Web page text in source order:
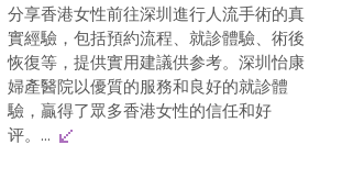
分享香港女性前往深圳進行人流手術的真
實經驗，包括預約流程、就診體驗、術後
恢復等，提供實用建議供参考。深圳怡康
婦產醫院以優質的服務和良好的就診體
驗，贏得了眾多香港女性的信任和好
评。...